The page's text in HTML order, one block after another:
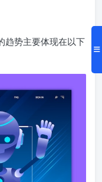
趋势主要体现在以下